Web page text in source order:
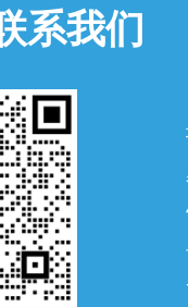
系我们